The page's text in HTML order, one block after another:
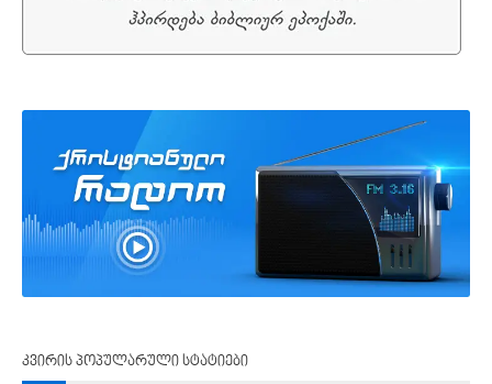
კვირის პოპულარული სტატიები